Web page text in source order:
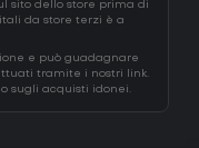
sito dello store prima di
da store terzi è a
e può guadagnare
tramite i nostri link.
sugli acquisti idonei.